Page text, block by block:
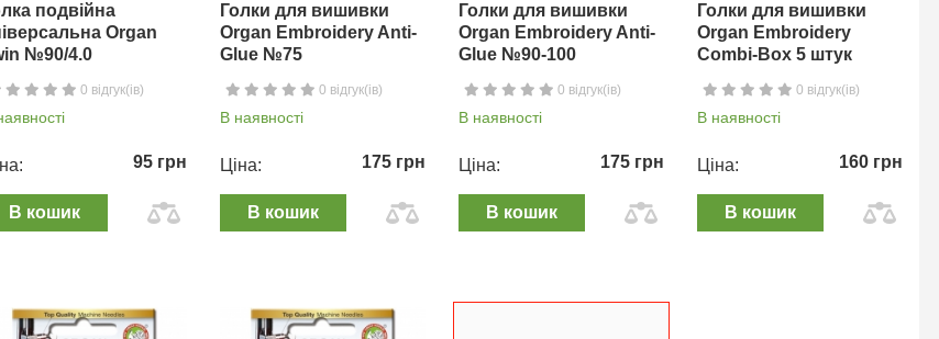
подвійна
Organ
№90/4.0
0 відгук(ів)
95 грн
В кошик
Голки для вишивки
Organ Embroidery Anti-
Glue №75
0 відгук(ів)
В наявності
Ціна: 175 грн
В кошик
Голки для вишивки
Organ Embroidery Anti-
Glue №90-100
0 відгук(ів)
В наявності
Ціна: 175 грн
В кошик
Голки для вишивки
Organ Embroidery
Combi-Box 5 штук
0 відгук(ів)
В наявності
Ціна: 160 грн
В кошик